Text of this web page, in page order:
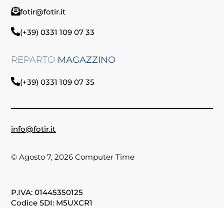
fotir@fotir.it
(+39) 0331 109 07 33
REPARTO MAGAZZINO
(+39) 0331 109 07 35
info@fotir.it
© Agosto 7, 2026 Computer Time
P.IVA: 01445350125
Codice SDI: M5UXCR1